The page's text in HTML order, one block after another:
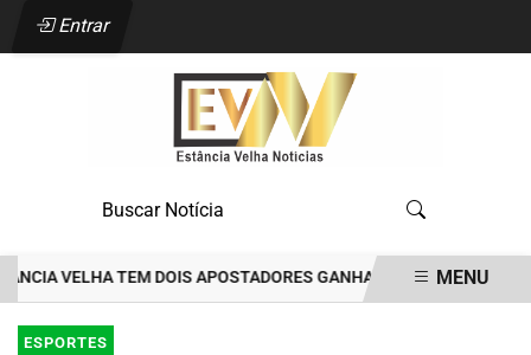
Entrar
VELHA TEM DOIS APOSTADORES GANHADORES DE PRÊMIOS DE
EM ALTA
MENU
ESPORTES